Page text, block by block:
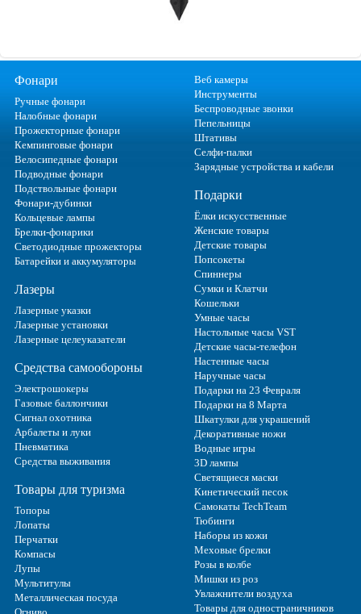
Фонари
Ручные фонари
Налобные фонари
Прожекторные фонари
Кемпинговые фонари
Велосипедные фонари
Подводные фонари
Подствольные фонари
Фонари-дубинки
Кольцевые лампы
Брелки-фонарики
Светодиодные прожекторы
Батарейки и аккумуляторы
Лазеры
Лазерные указки
Лазерные установки
Лазерные целеуказатели
Средства самообороны
Электрошокеры
Газовые баллончики
Сигнал охотника
Арбалеты и луки
Пневматика
Средства выживания
Товары для туризма
Топоры
Лопаты
Перчатки
Компасы
Лупы
Мультитулы
Металлическая посуда
Веб камеры
Инструменты
Беспроводные звонки
Пепельницы
Штативы
Селфи-палки
Зарядные устройства и кабели
Подарки
Ёлки искусственные
Женские товары
Детские товары
Попсокеты
Спиннеры
Сумки и Клатчи
Кошельки
Умные часы
Настольные часы VST
Детские часы-телефон
Настенные часы
Наручные часы
Подарки на 23 Февраля
Подарки на 8 Марта
Шкатулки для украшений
Декоративные ножи
Водные игры
3D лампы
Светящиеся маски
Кинетический песок
Самокаты TechTeam
Тюбинги
Наборы из кожи
Меховые брелки
Розы в колбе
Мишки из роз
Увлажнители воздуха
Товары для одностраничников